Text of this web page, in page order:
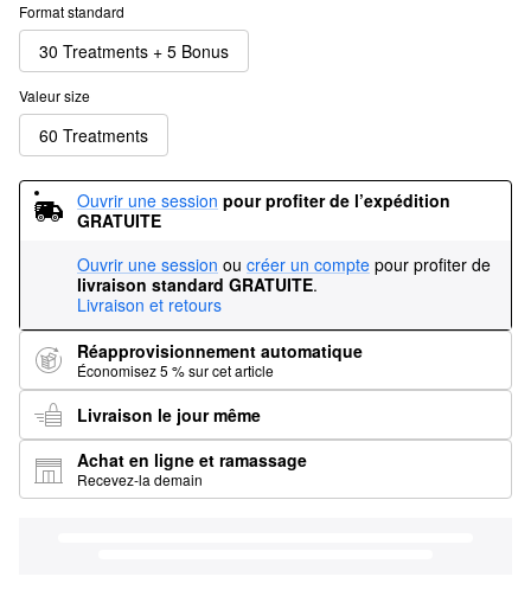
Format standard
30 Treatments + 5 Bonus
Valeur size
60 Treatments
Ouvrir une session pour profiter de l’expédition
GRATUITE
Ouvrir une session ou créer un compte pour profiter de
livraison standard GRATUITE.
Livraison et retours
Réapprovisionnement automatique
Économisez 5 % sur cet article
Livraison le jour même
Achat en ligne et ramassage
Recevez-la demain